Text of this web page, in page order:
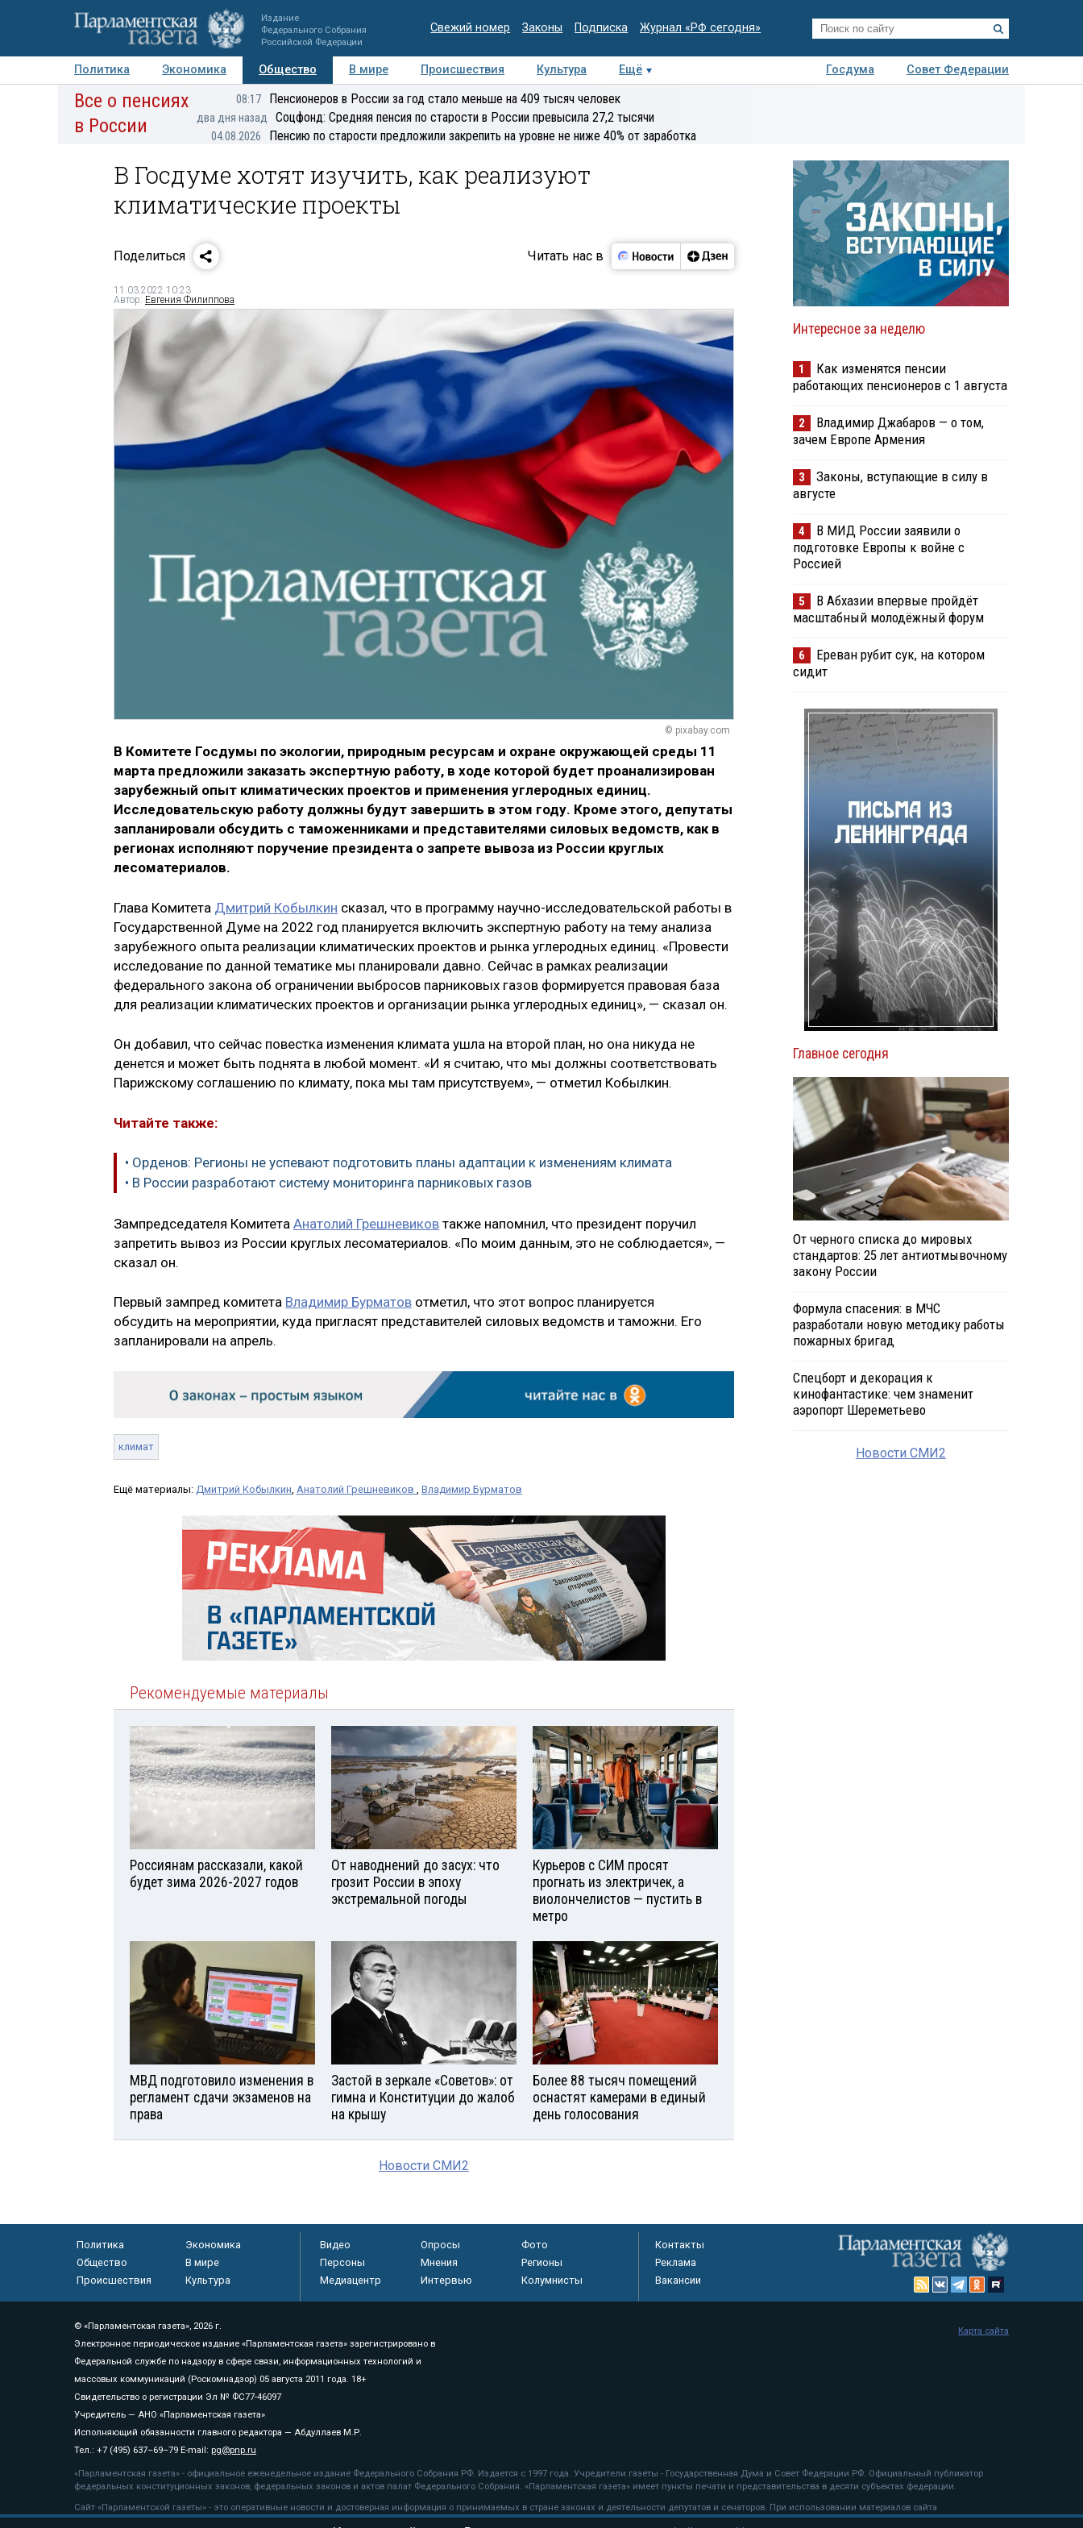
Издание
Федерального Собрания
Российской Федерации
Свежий номер Законы Подписка Журнал «РФ сегодня»
Политика Экономика Общество В мире Происшествия Культура Ещё Госдума
Совет Федерации
Авторы Персоны Мнения Регионы Медиацентр Интервью Колумнисты
Все о пенсиях
в России
08:17 Пенсионеров в России за год стало меньше на 409 тысяч человек
два дня назад Соцфонд: Средняя пенсия по старости в России превысила 27,2 тысячи
04.08.2026 Пенсию по старости предложили закрепить на уровне не ниже 40% от заработка
В Госдуме хотят изучить, как реализуют
климатические проекты
Поделиться Читать нас в
11.03.2022 10:23
Автор: Евгения Филиппова
© pixabay.com
В Комитете Госдумы по экологии, природным ресурсам и охране окружающей среды 11
марта предложили заказать экспертную работу, в ходе которой будет проанализирован
зарубежный опыт климатических проектов и применения углеродных единиц.
Исследовательскую работу должны будут завершить в этом году. Кроме этого, депутаты
запланировали обсудить с таможенниками и представителями силовых ведомств, как в
регионах исполняют поручение президента о запрете вывоза из России круглых
лесоматериалов.
Глава Комитета Дмитрий Кобылкин сказал, что в программу научно-исследовательской работы в
Государственной Думе на 2022 год планируется включить экспертную работу на тему анализа
зарубежного опыта реализации климатических проектов и рынка углеродных единиц. «Провести
исследование по данной тематике мы планировали давно. Сейчас в рамках реализации
федерального закона об ограничении выбросов парниковых газов формируется правовая база
для реализации климатических проектов и организации рынка углеродных единиц», — сказал он.
Он добавил, что сейчас повестка изменения климата ушла на второй план, но она никуда не
денется и может быть поднята в любой момент. «И я считаю, что мы должны соответствовать
Парижскому соглашению по климату, пока мы там присутствуем», — отметил Кобылкин.
Читайте также:
• Орденов: Регионы не успевают подготовить планы адаптации к изменениям климата
• В России разработают систему мониторинга парниковых газов
Зампредседателя Комитета Анатолий Грешневиков также напомнил, что президент поручил
запретить вывоз из России круглых лесоматериалов. «По моим данным, это не соблюдается», —
сказал он.
Первый зампред комитета Владимир Бурматов отметил, что этот вопрос планируется
обсудить на мероприятии, куда пригласят представителей силовых ведомств и таможни. Его
запланировали на апрель.
климат
Ещё материалы: Дмитрий Кобылкин, Анатолий Грешневиков , Владимир Бурматов
Рекомендуемые материалы
Россиянам рассказали, какой
будет зима 2026-2027 годов
От наводнений до засух: что
грозит России в эпоху
экстремальной погоды
Курьеров с СИМ просят
прогнать из электричек, а
виолончелистов — пустить в
метро
МВД подготовило изменения в
регламент сдачи экзаменов на
права
Застой в зеркале «Советов»: от
гимна и Конституции до жалоб
на крышу
Более 88 тысяч помещений
оснастят камерами в единый
день голосования
Новости СМИ2
Интересное за неделю
1
Как изменятся пенсии
работающих пенсионеров с 1 августа
2
Владимир Джабаров — о том,
зачем Европе Армения
3
Законы, вступающие в силу в
августе
4
В МИД России заявили о
подготовке Европы к войне с
Россией
5
В Абхазии впервые пройдёт
масштабный молодёжный форум
6
Ереван рубит сук, на котором
сидит
Главное сегодня
От черного списка до мировых
стандартов: 25 лет антиотмывочному
закону России
Формула спасения: в МЧС
разработали новую методику работы
пожарных бригад
Спецборт и декорация к
кинофантастике: чем знаменит
аэропорт Шереметьево
Новости СМИ2
Политика
Экономика
Общество
В мире
Происшествия
Культура
Видео Опросы
Фото
Персоны
Мнения
Регионы
Медиацентр
Интервью Колумнисты
Контакты
Реклама
Вакансии
© «Парламентская газета», 2026 г.
Электронное периодическое издание «Парламентская газета» зарегистрировано в
Федеральной службе по надзору в сфере связи, информационных технологий и
массовых коммуникаций (Роскомнадзор) 05 августа 2011 года. 18+
Свидетельство о регистрации Эл № ФС77-46097
Учредитель — АНО «Парламентская газета»
Исполняющий обязанности главного редактора — Абдуллаев М.Р.
Тел.: +7 (495) 637–69–79 E-mail: pg@pnp.ru
«Парламентская газета» - официальное еженедельное издание Федерального Собрания РФ. Издается с 1997 года. Учредители газеты - Государственная Дума и Совет Федерации РФ. Официальный публикатор
федеральных конституционных законов, федеральных законов и актов палат Федерального Собрания. «Парламентская газета» имеет пункты печати и представительства в десяти субъектах федерации.
Сайт «Парламентской газеты» - это оперативные новости и достоверная информация о принимаемых в стране законах и деятельности депутатов и сенаторов. При использовании материалов сайта
«Парламентской газеты» активная ссылка на pnp.ru обязательна.
Карта сайта